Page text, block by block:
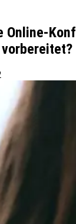
Online-